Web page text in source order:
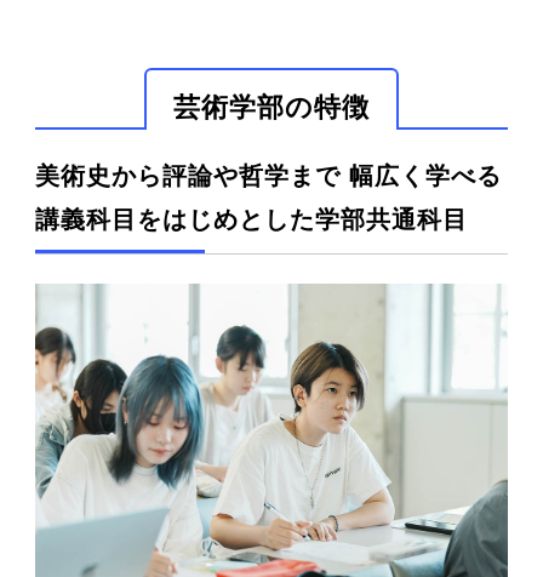
芸術学部の特徴
美術史から評論や哲学まで 幅広く学べる
講義科目をはじめとした学部共通科目